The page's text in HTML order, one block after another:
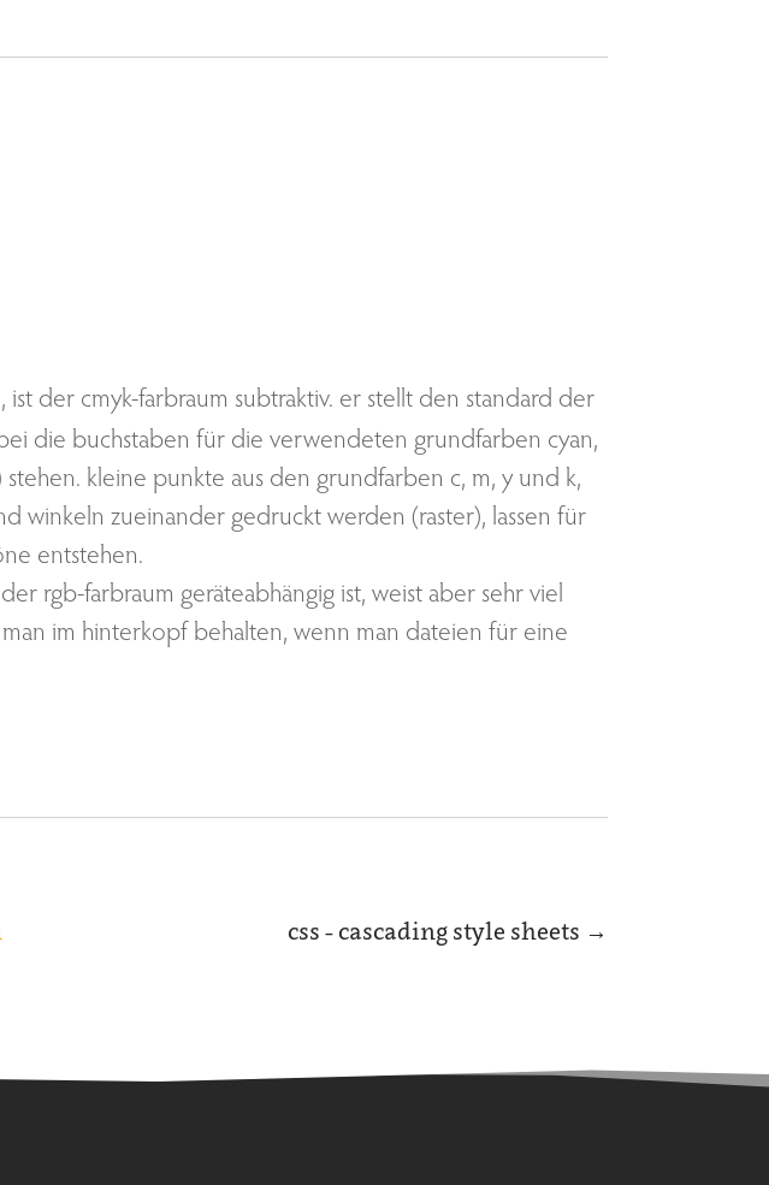
ist der cmyk-farbraum subtraktiv. er stellt den standard der
die buchstaben für die verwendeten grundfarben cyan,
kleine punkte aus den grundfarben c, m, y und k,
winkeln zueinander gedruckt werden (raster), lassen für
entstehen.
rgb-farbraum geräteabhängig ist, weist aber sehr viel
im hinterkopf behalten, wenn man dateien für eine
css - cascading style sheets →